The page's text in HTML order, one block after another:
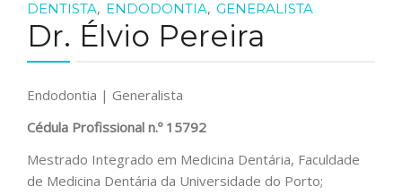
DENTISTA, ENDODONTIA, GENERALISTA
Dr. Élvio Pereira
Endodontia | Generalista
Cédula Profissional n.º 15792
Mestrado Integrado em Medicina Dentária, Faculdade
de Medicina Dentária da Universidade do Porto;